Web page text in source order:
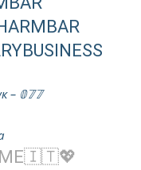
– 𝟘𝟟𝟟